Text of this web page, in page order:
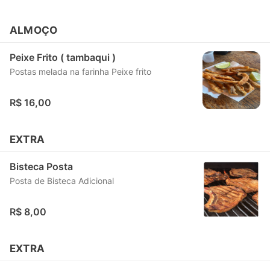
ALMOÇO
Peixe Frito ( tambaqui )
Postas melada na farinha Peixe frito
R$ 16,00
EXTRA
Bisteca Posta
Posta de Bisteca Adicional
R$ 8,00
EXTRA